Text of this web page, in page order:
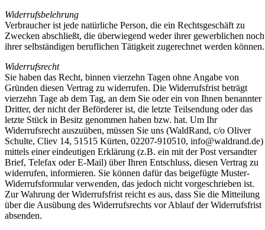
Widerrufsbelehrung
Verbraucher ist jede natürliche Person, die ein Rechtsgeschäft zu
Zwecken abschließt, die überwiegend weder ihrer gewerblichen noch
ihrer selbständigen beruflichen Tätigkeit zugerechnet werden können.
Widerrufsrecht
Sie haben das Recht, binnen vierzehn Tagen ohne Angabe von
Gründen diesen Vertrag zu widerrufen. Die Widerrufsfrist beträgt
vierzehn Tage ab dem Tag, an dem Sie oder ein von Ihnen benannter
Dritter, der nicht der Beförderer ist, die letzte Teilsendung oder das
letzte Stück in Besitz genommen haben bzw. hat. Um Ihr
Widerrufsrecht auszuüben, müssen Sie uns (WaldRand, c/o Oliver
Schulte, Cliev 14, 51515 Kürten, 02207-910510, info@waldrand.de)
mittels einer eindeutigen Erklärung (z.B. ein mit der Post versandter
Brief, Telefax oder E-Mail) über Ihren Entschluss, diesen Vertrag zu
widerrufen, informieren. Sie können dafür das beigefügte Muster-
Widerrufsformular verwenden, das jedoch nicht vorgeschrieben ist.
Zur Wahrung der Widerrufsfrist reicht es aus, dass Sie die Mitteilung
über die Ausübung des Widerrufsrechts vor Ablauf der Widerrufsfrist
absenden.